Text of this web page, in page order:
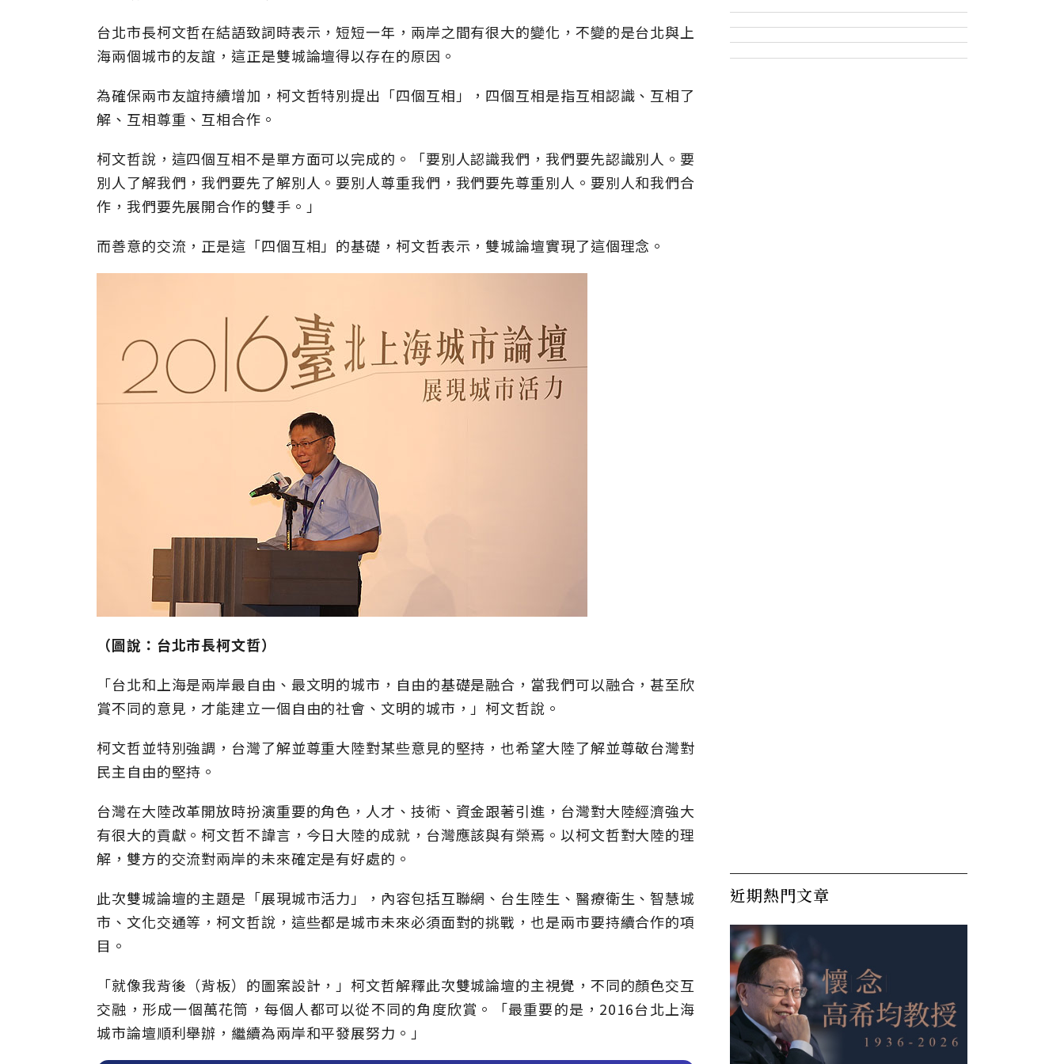
台北市長柯文哲在結語致詞時表示，短短一年，兩岸之間有很大的變化，不變的是台北與上
海兩個城市的友誼，這正是雙城論壇得以存在的原因。
為確保兩市友誼持續增加，柯文哲特別提出「四個互相」，四個互相是指互相認識、互相了
解、互相尊重、互相合作。
柯文哲說，這四個互相不是單方面可以完成的。「要別人認識我們，我們要先認識別人。要
別人了解我們，我們要先了解別人。要別人尊重我們，我們要先尊重別人。要別人和我們合
作，我們要先展開合作的雙手。」
而善意的交流，正是這「四個互相」的基礎，柯文哲表示，雙城論壇實現了這個理念。
（圖說：台北市長柯文哲）
「台北和上海是兩岸最自由、最文明的城市，自由的基礎是融合，當我們可以融合，甚至欣
賞不同的意見，才能建立一個自由的社會、文明的城市，」柯文哲說。
柯文哲並特別強調，台灣了解並尊重大陸對某些意見的堅持，也希望大陸了解並尊敬台灣對
民主自由的堅持。
台灣在大陸改革開放時扮演重要的角色，人才、技術、資金跟著引進，台灣對大陸經濟強大
有很大的貢獻。柯文哲不諱言，今日大陸的成就，台灣應該與有榮焉。以柯文哲對大陸的理
解，雙方的交流對兩岸的未來確定是有好處的。
此次雙城論壇的主題是「展現城市活力」，內容包括互聯網、台生陸生、醫療衛生、智慧城
市、文化交通等，柯文哲說，這些都是城市未來必須面對的挑戰，也是兩市要持續合作的項
目。
「就像我背後（背板）的圖案設計，」柯文哲解釋此次雙城論壇的主視覺，不同的顏色交互
交融，形成一個萬花筒，每個人都可以從不同的角度欣賞。「最重要的是，2016台北上海
城市論壇順利舉辦，繼續為兩岸和平發展努力。」
近期熱門文章